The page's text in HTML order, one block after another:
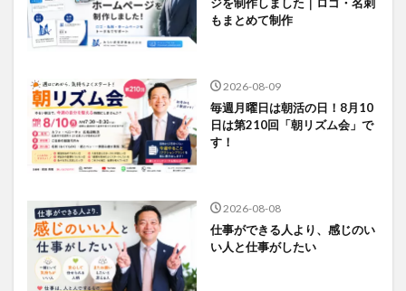
もまとめて制作
2026-08-09
毎週月曜日は朝活の日！8月10
日は第210回「朝リズム会」で
す！
2026-08-08
仕事ができる人より、感じのい
い人と仕事がしたい